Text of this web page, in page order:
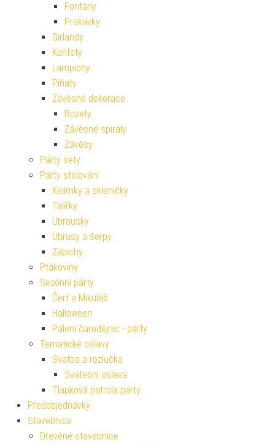
Fontány
Prskavky
Girlandy
Konfety
Lampiony
Piňaty
Závěsné dekorace
Rozety
Závěsné spirály
Závěsy
Párty sety
Párty stolování
Kelímky a skleničky
Talířky
Ubrousky
Ubrusy a šerpy
Zápichy
Ptákoviny
Sezónní párty
Čert a Mikuláš
Halloween
Pálení čarodějnic - párty
Tematické oslavy
Svatba a rozlučka
Svatební oslava
Tlapková patrola párty
Předobjednávky
Stavebnice
Dřevěné stavebnice